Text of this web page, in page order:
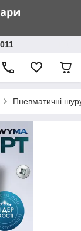
Пневматичні